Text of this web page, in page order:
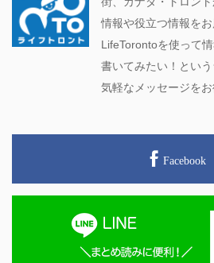
情報や役立つ情報をお
LifeTorontoを使って
書いてみたい！とい
気軽なメッセージをお
Facebook